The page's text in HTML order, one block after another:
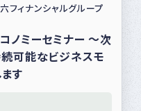
フィナンシャルグループ
ノミーセミナー ～次
続可能なビジネスモ
す